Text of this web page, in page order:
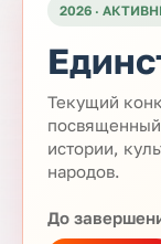
2026 ·
Текущий
истории,
народов.
До